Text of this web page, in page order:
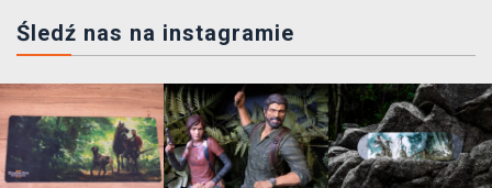
Śledź nas na instagramie